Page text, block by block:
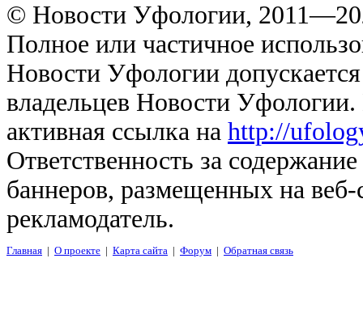
© Новости Уфологии,
Полное или частичное
Новости Уфологии
владельцев Новости
активная ссылка на http://
Ответственность за
баннеров, размещенных на
рекламодатель.
Главная | О проекте | Карта сайта | Форум | Обратная связь